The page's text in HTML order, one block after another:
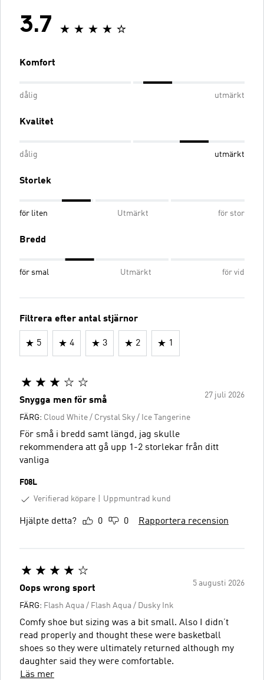
3.7
Komfort
dålig utmärkt
Kvalitet
dålig utmärkt
Storlek
för liten Utmärkt för stor
Bredd
för smal Utmärkt för vid
Filtrera efter antal stjärnor
5 4 3 2 1
27 juli 2026
Snygga men för små
FÄRG: Cloud White / Crystal Sky / Ice Tangerine
För små i bredd samt längd, jag skulle
rekommendera att gå upp 1-2 storlekar från ditt
vanliga
F08L
Verifierad köpare
Uppmuntrad kund
Hjälpte detta? 0 0 Rapportera recension
5 augusti 2026
Oops wrong sport
FÄRG: Flash Aqua / Flash Aqua / Dusky Ink
Comfy shoe but sizing was a bit small. Also I didn’t
read properly and thought these were basketball
shoes so they were ultimately returned although my
daughter said they were comfortable.
Läs mer